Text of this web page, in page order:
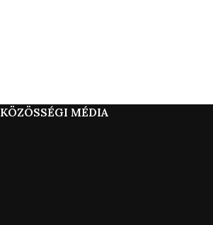
KÖZÖSSÉGI MÉDIA